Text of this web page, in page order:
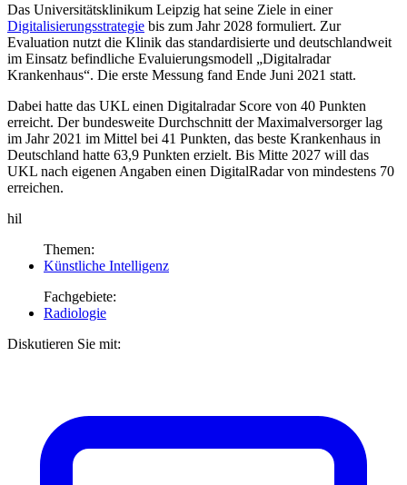
Das Universitätsklinikum Leipzig hat seine Ziele in einer
Digitalisierungsstrategie bis zum Jahr 2028 formuliert. Zur
Evaluation nutzt die Klinik das standardisierte und deutschlandweit
im Einsatz befindliche Evaluierungsmodell „Digitalradar
Krankenhaus“. Die erste Messung fand Ende Juni 2021 statt.
Dabei hatte das UKL einen Digitalradar Score von 40 Punkten
erreicht. Der bundesweite Durchschnitt der Maximalversorger lag
im Jahr 2021 im Mittel bei 41 Punkten, das beste Krankenhaus in
Deutschland hatte 63,9 Punkten erzielt. Bis Mitte 2027 will das
UKL nach eigenen Angaben einen DigitalRadar von mindestens 70
erreichen.
hil
Themen:
Künstliche Intelligenz
Fachgebiete:
Radiologie
Diskutieren Sie mit: